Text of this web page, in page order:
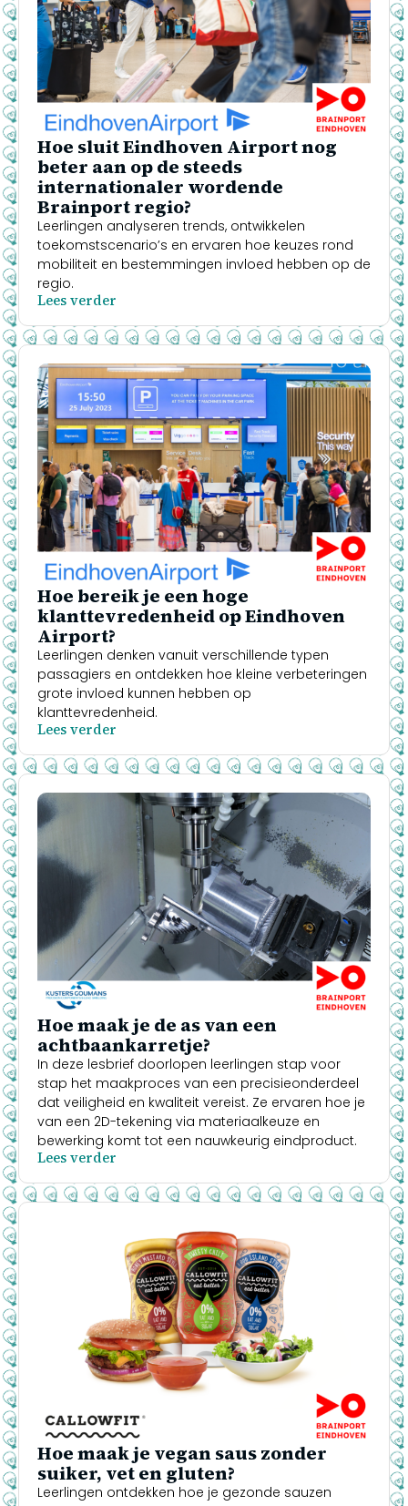
Hoe sluit Eindhoven Airport nog
beter aan op de steeds
internationaler wordende
Brainport regio?
Leerlingen analyseren trends, ontwikkelen
toekomstscenario’s en ervaren hoe keuzes rond
mobiliteit en bestemmingen invloed hebben op de
regio.
Lees verder
Hoe bereik je een hoge
klanttevredenheid op Eindhoven
Airport?
Leerlingen denken vanuit verschillende typen
passagiers en ontdekken hoe kleine verbeteringen
grote invloed kunnen hebben op
klanttevredenheid.
Lees verder
Hoe maak je de as van een
achtbaankarretje?
In deze lesbrief doorlopen leerlingen stap voor
stap het maakproces van een precisieonderdeel
dat veiligheid en kwaliteit vereist. Ze ervaren hoe je
van een 2D-tekening via materiaalkeuze en
bewerking komt tot een nauwkeurig eindproduct.
Lees verder
Hoe maak je vegan saus zonder
suiker, vet en gluten?
Leerlingen ontdekken hoe je gezonde sauzen